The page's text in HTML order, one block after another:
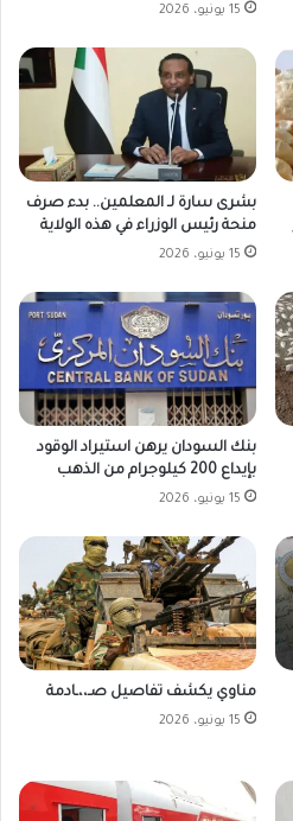
15 يونيو، 2026
بشرى سارة لـ المعلمين.. بدء صرف
منحة رئيس الوزراء في هذه الولاية
15 يونيو، 2026
بنك السودان يرهن استيراد الوقود
بإيداع 200 كيلوجرام من الذهب
15 يونيو، 2026
مناوي يكشف تفاصيل صـ،،ـادمة
15 يونيو، 2026